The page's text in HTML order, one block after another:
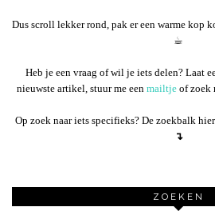
Dus scroll lekker rond, pak er een warme kop
☕︎
Heb je een vraag of wil je iets delen? Laat
nieuwste artikel, stuur me een mailtje of zoek
Op zoek naar iets specifieks? De zoekbalk
↴
ZOEKEN